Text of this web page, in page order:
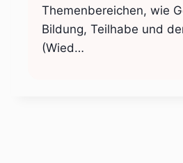
Themenbereichen, wie
Bildung, Teilhabe und
(Wied…